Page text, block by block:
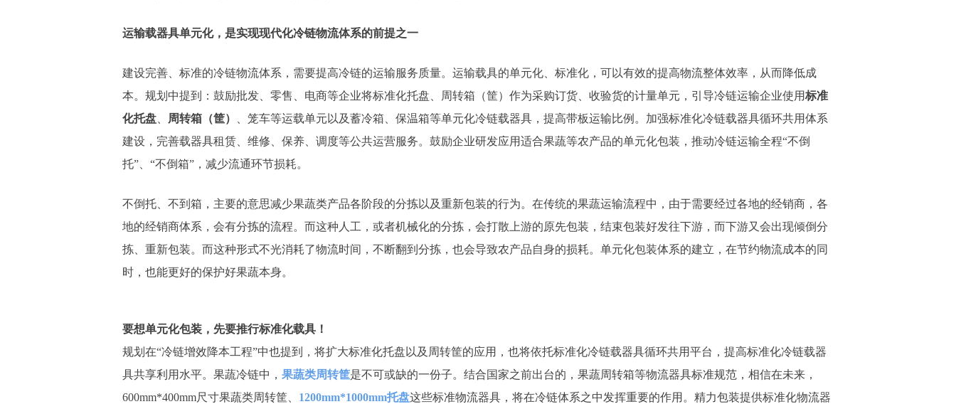
运输载器具单元化，是实现现代化冷链物流体系的前提之一
建设完善、标准的冷链物流体系，需要提高冷链的运输服务质量。运输载具的单元化、标准化，可以有效的提高物流整体效率，从而降低成
本。规划中提到：鼓励批发、零售、电商等企业将标准化托盘、周转箱（筐）作为采购订货、收验货的计量单元，引导冷链运输企业使用标准
化托盘
周转箱（筐）
、笼车等运载单元以及蓄冷箱、保温箱等单元化冷链载器具，提高带板运输比例。加强标准化冷链载器具循环共用体系
建设，完善载器具租赁、维修、保养、调度等公共运营服务。鼓励企业研发应用适合果蔬等农产品的单元化包装，推动冷链运输全程“不倒
托”、“不倒箱”，减少流通环节损耗。
不倒托、不到箱，主要的意思减少果蔬类产品各阶段的分拣以及重新包装的行为。在传统的果蔬运输流程中，由于需要经过各地的经销商，各
地的经销商体系，会有分拣的流程。而这种人工，或者机械化的分拣，会打散上游的原先包装，结束包装好发往下游，而下游又会出现倾倒分
拣、重新包装。而这种形式不光消耗了物流时间，不断翻到分拣，也会导致农产品自身的损耗。单元化包装体系的建立，在节约物流成本的同
时，也能更好的保护好果蔬本身。
要想单元化包装，先要推行标准化载具！
规划在“冷链增效降本工程”中也提到，将扩大标准化托盘以及周转筐的应用，也将依托标准化冷链载器具循环共用平台，提高标准化冷链载器
具共享利用水平。果蔬冷链中， 果蔬类周转筐是不可或缺的一份子。结合国家之前出台的，果蔬周转箱等物流器具标准规范，相信在未来，
600mm*400mm尺寸果蔬类周转筐、 1200mm*1000mm托盘这些标准物流器具，将在冷链体系之中发挥重要的作用。精力包装提供标准化物流器